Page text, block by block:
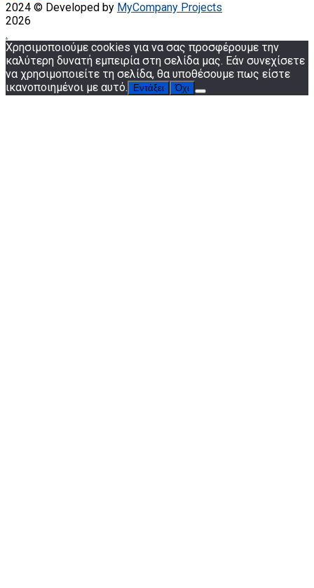
2024 © Developed by MyCompany Projects
2026
.
Χρησιμοποιούμε cookies για να σας προσφέρουμε την
καλύτερη δυνατή εμπειρία στη σελίδα μας. Εάν συνεχίσετε
να χρησιμοποιείτε τη σελίδα, θα υποθέσουμε πως είστε
ικανοποιημένοι με αυτό.
Εντάξει Όχι